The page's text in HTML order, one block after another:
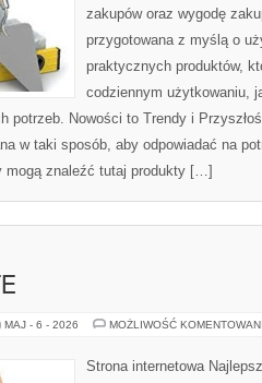
zakupów oraz wygodę
przygotowana z myślą o
praktycznych produktów,
codziennym użytkowaniu,
potrzeb. Nowości to Trendy i
w taki sposób, aby odpowiadać na
mogą znaleźć tutaj produkty […]
MAJ - 6 - 2026 MOŻLIWOŚĆ
Strona internetowa